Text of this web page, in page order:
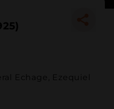
Echage, Ezequiel